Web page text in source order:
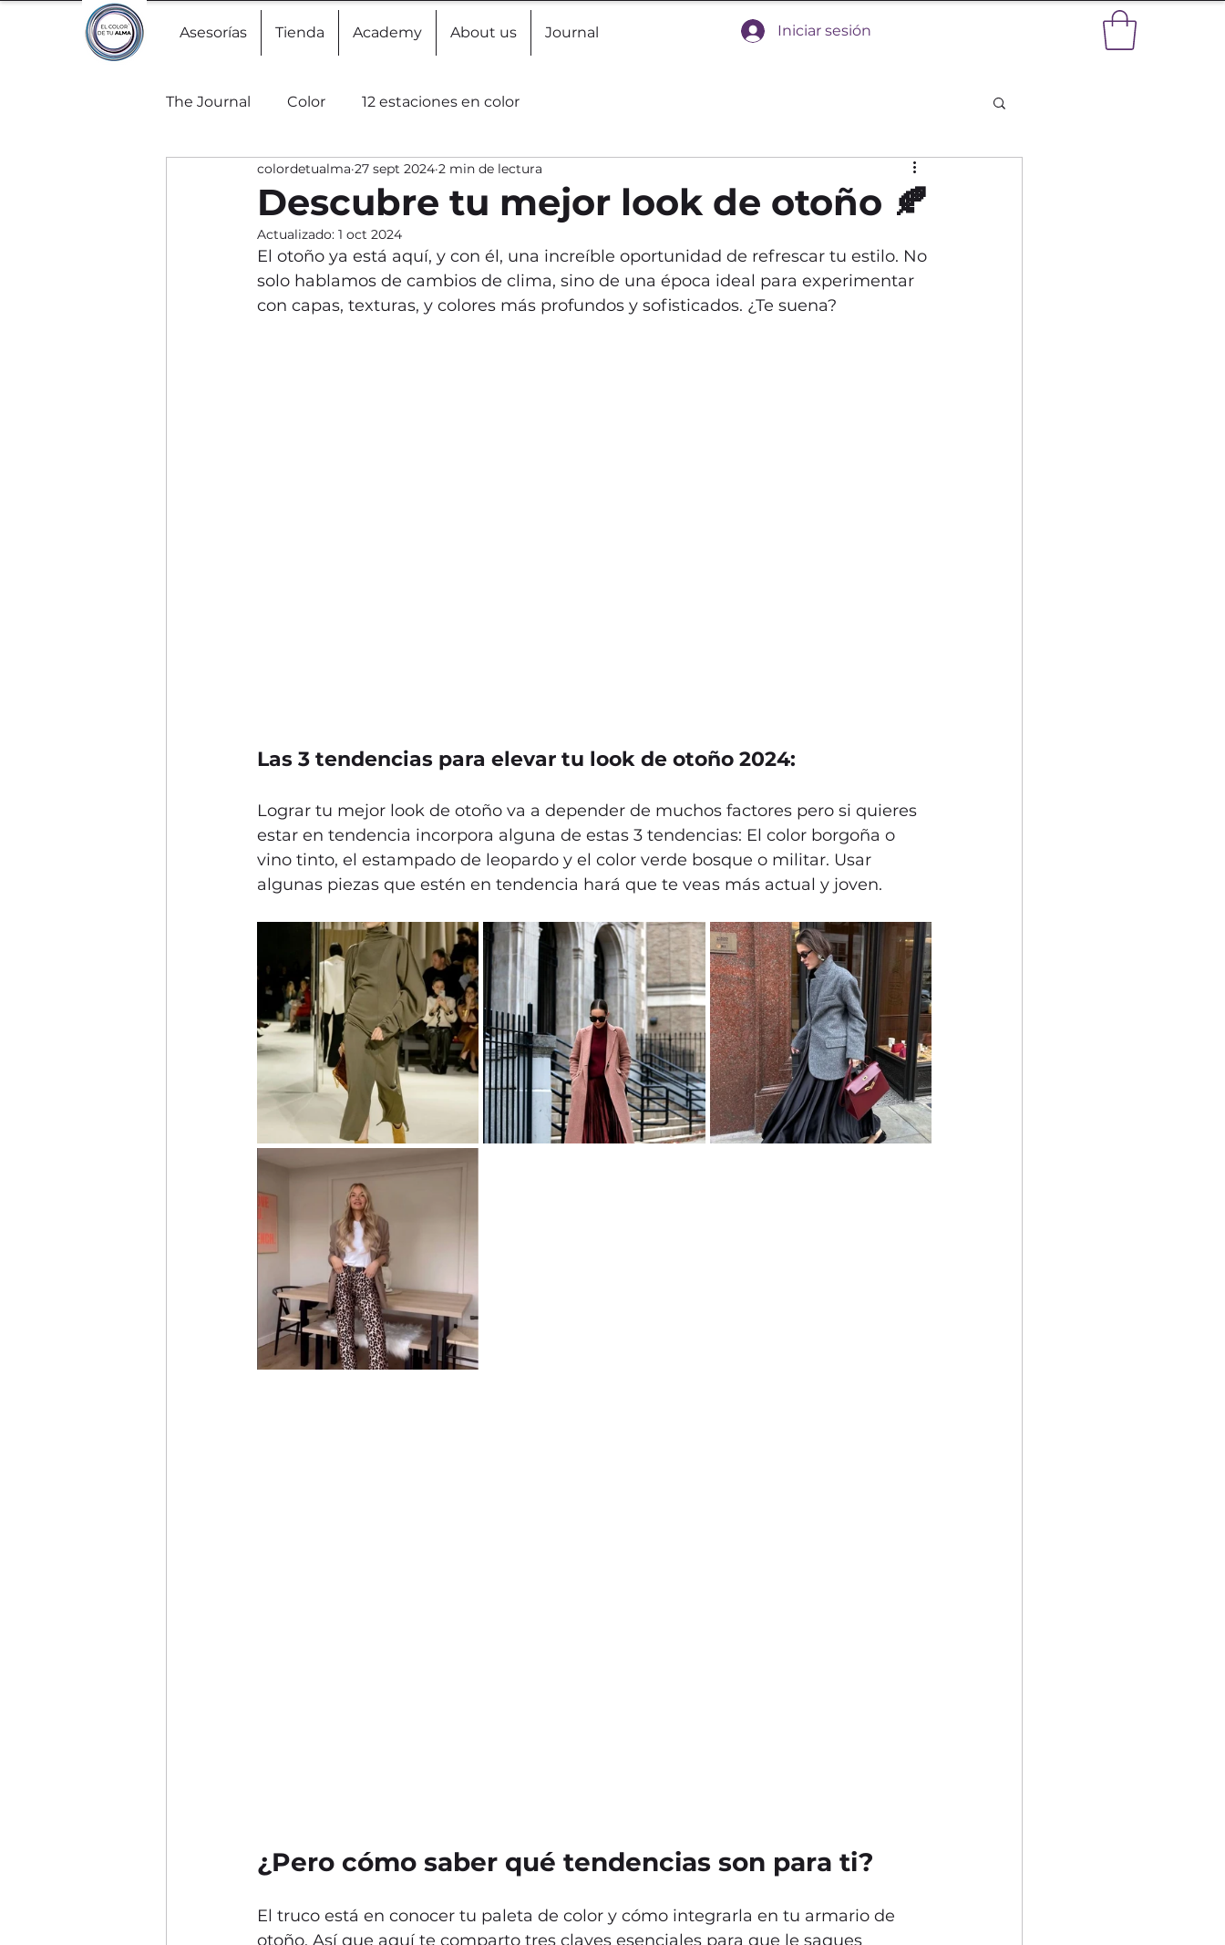
Asesorías Tienda Academy About us Journal Iniciar sesión
The Journal Color 12 estaciones en color
Descubre tu mejor look de otoño 🍂
colordetualma 27 sept 2024 2 min de lectura
Actualizado: 1 oct 2024
El otoño ya está aquí, y con él, una increíble oportunidad de refrescar tu estilo. No
solo hablamos de cambios de clima, sino de una época ideal para experimentar
con capas, texturas, y colores más profundos y sofisticados. ¿Te suena?
Las 3 tendencias para elevar tu look de otoño 2024:
Lograr tu mejor look de otoño va a depender de muchos factores pero si quieres
estar en tendencia incorpora alguna de estas 3 tendencias: El color borgoña o
vino tinto, el estampado de leopardo y el color verde bosque o militar. Usar
algunas piezas que estén en tendencia hará que te veas más actual y joven.
¿Pero cómo saber qué tendencias son para ti?
El truco está en conocer tu paleta de color y cómo integrarla en tu armario de
otoño. Así que aquí te comparto tres claves esenciales para que le saques